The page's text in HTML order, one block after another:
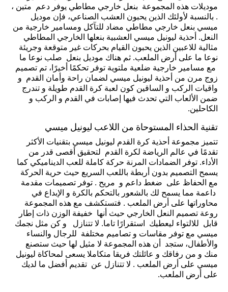
موديلات هذه المجموعة بنعل خارجي مطاطي يوفر دعم متين ،
. بالنسبة لأولئك الذين يحبون العشب الصناعي، فإن موديل
ميسي بنعل خارجي مطاطي مضاد للتآكل ومسامير خارجية من
النعل. أحذية ليونيل ميسي العشبية بنعلها الخارجي المطاطي
مثالية للاعبين الذين يحبون القيام بحركات غير متوقعة وجريئة
نوعا ما على أرض الملعب. ثم هناك موديل بنعل صلب نوعا ما
مع مسامير خارجية ضلعية ملتوية توفر تحكمًا أخيرًا، تم تصميم
زوج مرن من أحذية ليونيل ميسي لضمان راحة وأمان القدم و
واقيات الركب و الساقين كون لعبة كرة القدم طويلة و تندرج
ضمن الألعاب التي تحدث فيها إصابات في القدم و الركب و
الكاحلين.
تقنية الحذاء المستوحاة من اللاعب ليونيل ميسي
تتميز مجموعة أحذية كرة القدم ليونيل ميسي بتقنيات الأكثر
تقدمًا في عالم الرياضة لكرة القدم لتحقيق أقصى قدر من
الأداء. توفر الضمادات المرنة حركة كاملة للعب الديناميكي كما
يسمح التصميم بدون أربطة باللعب السريع حيث حرية الحركة
مع الحفاظ على ضغط داعم و مريح . توفر تصميمات مقدمة
داعمة مما يسمح لك بالشعور بالتحكم بالكرة و الإبداع في
محاوراتها على أرض الملعب . فتستكشف مع هذه المجموعة
روعة تصميم النعل الخارجي حيث أنها خفيفة الوزن ذات إطار
قابل للالتواء ليعطيك استقرارًا تاما. لا تتنازل و كن مثل نجمك
ميسي مع توفر مقاسات و تصاميم مختلفة للرجال والنساء
والأطفال، ستجد أن هذه المجموعة لا مثيل لها حيث ستصنع
منك و من رفاقك و عائلتك فريقا متكاملا يسعى لمحاكاة ليونيل
ميسي على أرض الملعب . لا تتنازل عن تقديم أفضل ما لديك
على أرض الملعب.